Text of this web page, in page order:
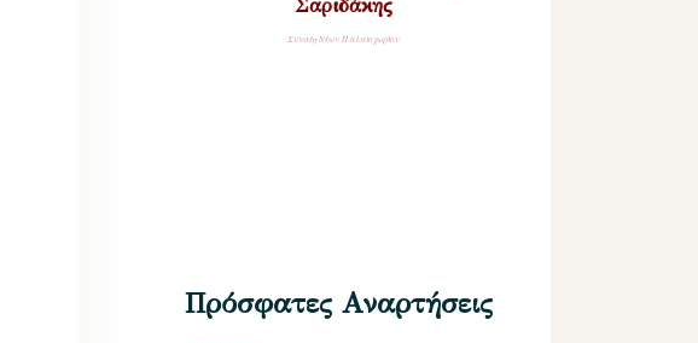
Σαριδάκης
Σύναξη Νέων Παλαιοχωρίου
Πρόσφατες Αναρτήσεις